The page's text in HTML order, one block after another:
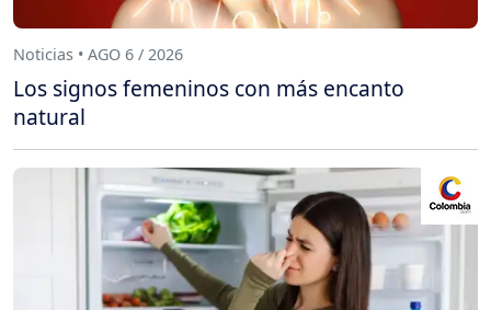
Noticias • AGO 6 / 2026
Los signos femeninos con más encanto
natural